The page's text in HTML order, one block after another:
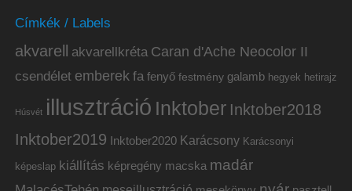
Címkék / Labels
akvarell akvarellkréta Caran d'Ache Neocolor II
csendélet emberek fa fenyő festmény galamb hegyek hetirajz
Húsvét illusztráció Inktober Inktober2018
Inktober2019 Inktober2020 Karácsony Karácsonyi
képeslap kiállítás képregény macska madár